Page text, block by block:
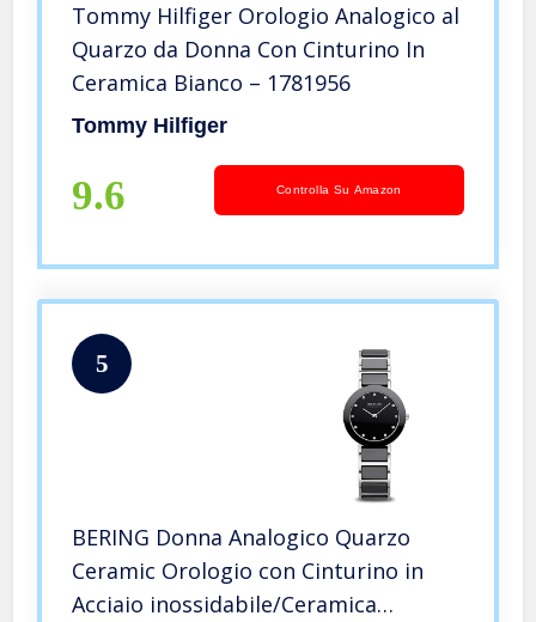
Tommy Hilfiger Orologio Analogico al
Quarzo da Donna Con Cinturino In
Ceramica Bianco – 1781956
Tommy Hilfiger
9.6 Controlla Su Amazon
5
BERING Donna Analogico Quarzo
Ceramic Orologio con Cinturino in
Acciaio inossidabile/Ceramica